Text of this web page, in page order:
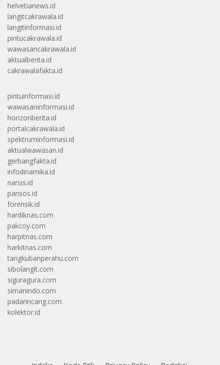
helvetianews.id
langitcakrawala.id
langitinformasi.id
pintucakrawala.id
wawasancakrawala.id
aktualberita.id
cakrawalafakta.id
pintuinformasi.id
wawasaninformasi.id
horizonberita.id
portalcakrawala.id
spektruminformasi.id
aktualwawasan.id
gerbangfakta.id
infodinamika.id
narsis.id
pansos.id
forensik.id
hardiknas.com
pakcoy.com
harpitnas.com
harkitnas.com
tangkubanperahu.com
sibolangit.com
siguragura.com
simanindo.com
padarincang.com
kolektor.id